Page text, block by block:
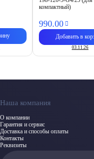
компактный)
990.00
Добавить в
03.11.26
Наша компания
О компании
Гарантия и сервис
Доставка и способы оплаты
Контакты
Реквизиты